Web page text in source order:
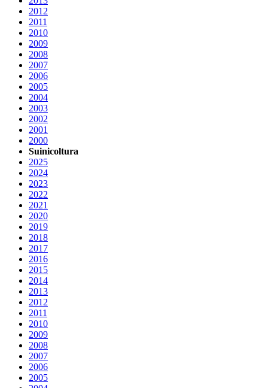
2012
2011
2010
2009
2008
2007
2006
2005
2004
2003
2002
2001
2000
Suinicoltura
2025
2024
2023
2022
2021
2020
2019
2018
2017
2016
2015
2014
2013
2012
2011
2010
2009
2008
2007
2006
2005